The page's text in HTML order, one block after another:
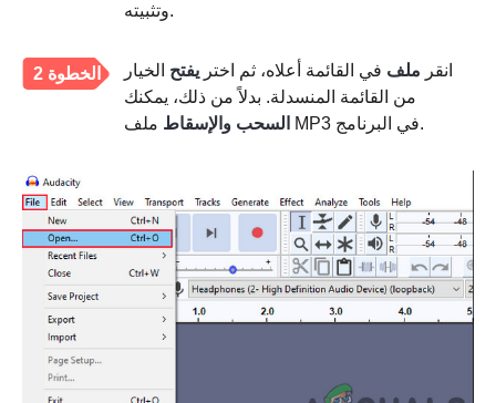
وتثبيته.
الخطوة 2 انقر ملف في القائمة أعلاه، ثم اختر يفتح الخيار
من القائمة المنسدلة. بدلاً من ذلك، يمكنك
السحب والإسقاط
ملف MP3 في البرنامج.